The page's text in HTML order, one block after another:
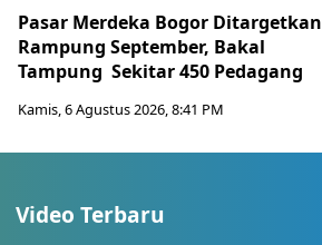
Pasar Merdeka Bogor Ditargetkan
Rampung September, Bakal
Tampung Sekitar 450 Pedagang
Kamis, 6 Agustus 2026, 8:41 PM
Video Terbaru